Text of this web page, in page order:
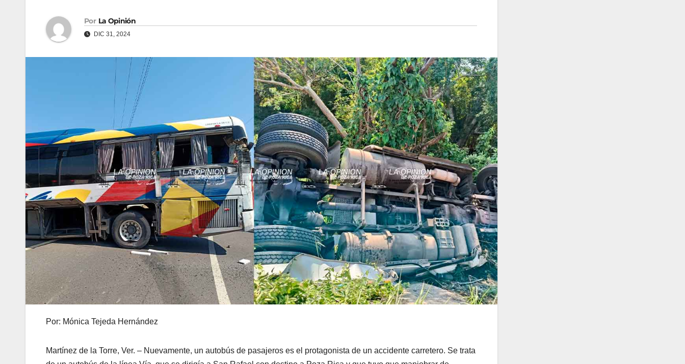
Por La Opinión
DIC 31, 2024
Por: Mónica Tejeda Hernández
Martínez de la Torre, Ver. – Nuevamente, un autobús de pasajeros es el protagonista de un accidente carretero. Se trata